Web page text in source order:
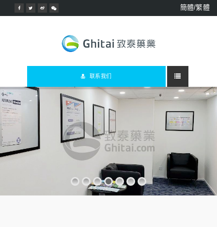
簡體/繁體
联系我们